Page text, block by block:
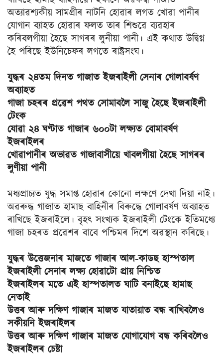
অত্যাৱশ্যকীয় সামগ্ৰীৰ নাটনি হোৱাৰ লগত খোৱা পানীৰ
যোগান ব্যাহত হোৱাৰ ফলত তাৰ শিশুৱে ব্যৱহাৰ
কৰিবলগীয়া হৈছে সাগৰৰ লুনীয়া পানী। এই কথাত উদ্বিগ্ন
হৈ পৰিছে ইউনিচেফৰ লগতে ৰাষ্ট্ৰসংঘ।
যুদ্ধৰ ২৪তম দিনত গাজাত ইজৰাইলী সেনাৰ গোলাবৰ্ষণ
অব্যাহত
গাজা চহৰৰ প্ৰৱেশ পথত সোমাবলৈ সাজু হৈছে ইজৰাইলী
টেংক
যোৱা ২৪ ঘণ্টাত গাজাৰ ৬০০টা লক্ষ্যত বোমাবৰ্ষণ
ইজৰাইলৰ
খোৱাপানীৰ অভাৱত গাজাবাসীয়ে খাবলগীয়া হৈছে সাগৰৰ
লুণীয়া পানী
মধ্যপ্ৰাচ্যত যুদ্ধ সমাপ্ত হোৱাৰ কোনো লক্ষণে দেখা দিয়া নাই।
অৱৰুদ্ধ গাজাত হামাছ বাহিনীৰ ‍বিৰুদ্ধে গোলাবৰ্ষণ অব্যাহত
ৰাখিছে ইজৰাইলে। বৃহৎ সংখ্যক ইজৰাইলী টেংকে ইতিমধ্যে
গাজা চহৰত প্ৰৱেশৰ বাবে পশ্চিমৰ দিশে অৱস্থান কৰিছে।
যুদ্ধৰ উত্তেজনাৰ মাজতে গাজাৰ আল-কাডছ হাস্পতাল
ইজৰাইলী সেনাৰ লক্ষ্য হোৱাটো প্ৰায় নিশ্চিত
ইজৰাইলৰ মতে এই হাস্পতালত ঘাটি বনাইছে হামাছ
নেতাই
উত্তৰ আৰু দক্ষিণ গাজাৰ মাজত যাতায়াত বন্ধ ৰাখিবলৈও
সকীয়নি ইজৰাইলৰ
উত্তৰ আৰু দক্ষিণ গাজাৰ মাজত যোগাযোগ বন্ধ কৰিবলৈও
ইজৰাইলৰ চেষ্টা